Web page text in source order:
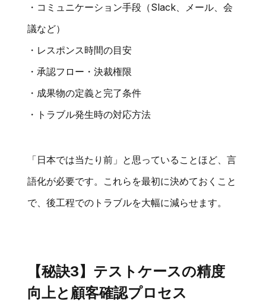
・コミュニケーション手段（Slack、メール、会
議など）
・レスポンス時間の目安
・承認フロー・決裁権限
・成果物の定義と完了条件
・トラブル発生時の対応方法
「日本では当たり前」と思っていることほど、言
語化が必要です。これらを最初に決めておくこと
で、後工程でのトラブルを大幅に減らせます。
【秘訣3】テストケースの精度
向上と顧客確認プロセス